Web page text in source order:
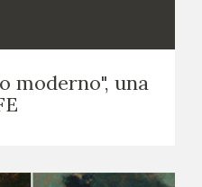
moderno", una